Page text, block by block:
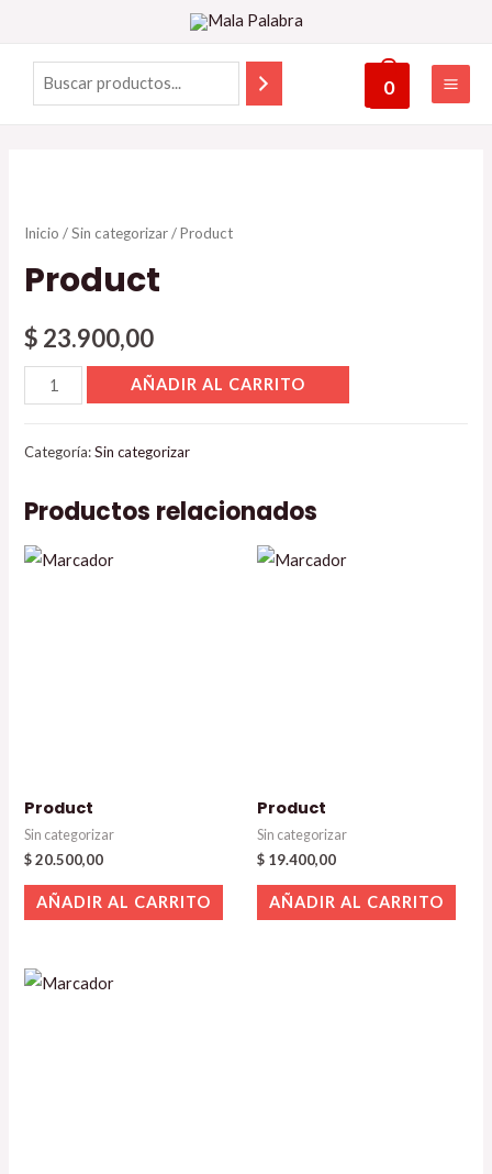
0
Inicio /Sin categorizar/ Product
Product
$ 23.900,00
AÑADIR AL CARRITO
Categoría:Sin categorizar
Productos relacionados
Product
Sin categorizar
$20.500,00
AÑADIR AL CARRITO
Product
Sin categorizar
$ 19.400,00
AÑADIR AL CARRITO